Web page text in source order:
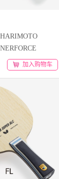
加入购物车